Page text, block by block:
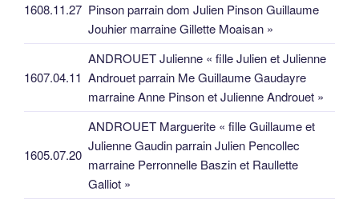
1608.11.27 Pinson parrain dom Julien Pinson Guillaume
Jouhier marraine Gillette Moaisan »
1607.04.11
ANDROUET Julienne « fille Julien et Julienne
Androuet parrain Me Guillaume Gaudayre
marraine Anne Pinson et Julienne Androuet »
1605.07.20
ANDROUET Marguerite « fille Guillaume et
Julienne Gaudin parrain Julien Pencollec
marraine Perronnelle Baszin et Raullette
Galliot »